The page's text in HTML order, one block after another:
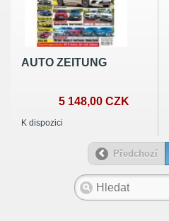
AUTO ZEITUNG
5 148,00 CZK
K dispozici
Předchozí